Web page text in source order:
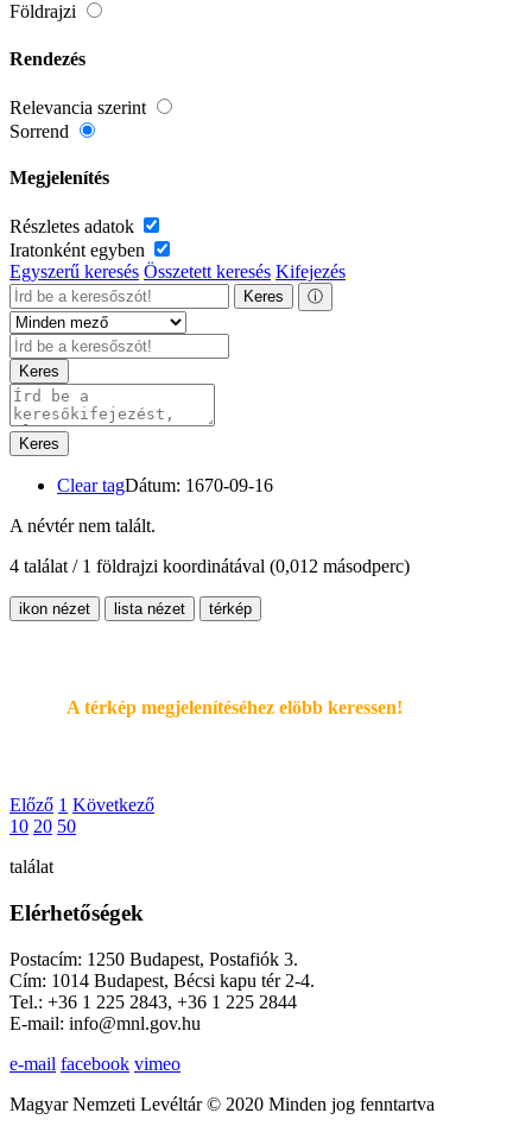
Földrajzi
Rendezés
Relevancia szerint
Sorrend
Megjelenítés
Részletes adatok
Iratonként egyben
Egyszerű keresés Összetett keresés Kifejezés
Keres ⓘ
Keres
Keres
Clear tagDátum: 1670-09-16
A névtér nem talált.
4 találat / 1 földrajzi koordinátával (0,012 másodperc)
ikon nézet lista nézet térkép
A térkép megjelenítéséhez elöbb keressen!
Előző 1 Következő
10 20 50
találat
Elérhetőségek
Postacím: 1250 Budapest, Postafiók 3.
Cím: 1014 Budapest, Bécsi kapu tér 2-4.
Tel.: +36 1 225 2843, +36 1 225 2844
E-mail: info@mnl.gov.hu
e-mail facebook vimeo
Magyar Nemzeti Levéltár © 2020 Minden jog fenntartva